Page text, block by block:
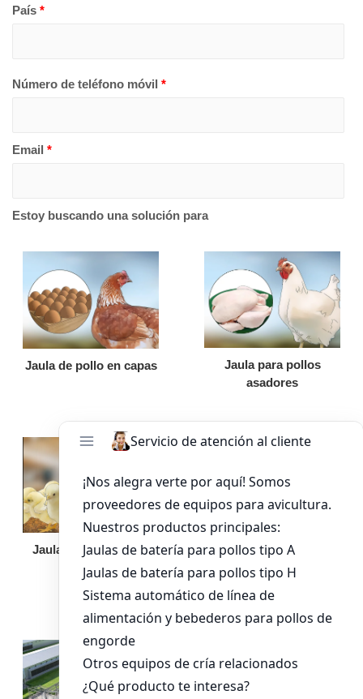
País *
Número de teléfono móvil *
Email *
Estoy buscando una solución para
Jaula de pollo en capas
Jaula para pollos
asadores
Jaula de pollo pollita
Bandeja de
alimentación para
pollos de engorde